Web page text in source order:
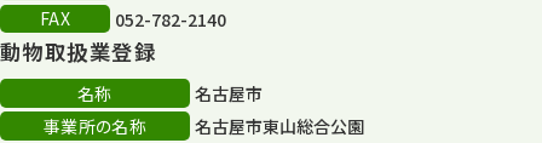
再生フォーラム
80周年
その他
FAX
052-782-2140
動物取扱業登録
名称
名古屋市
事業所の名称
名古屋市東山総合公園